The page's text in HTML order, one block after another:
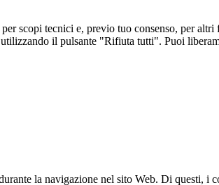
scopi tecnici e, previo tuo consenso, per altri
il pulsante "Rifiuta tutti". Puoi
la navigazione nel sito Web. Di questi, i